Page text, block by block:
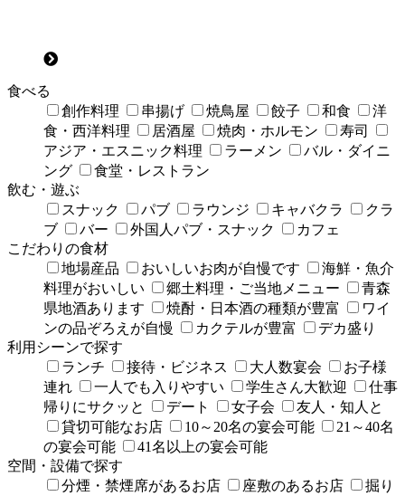
食べる
創作料理
串揚げ 焼鳥屋 餃子 和食
洋
食・西洋料理
居酒屋 焼肉・ホルモン
寿司
アジア・エスニック料理
ラーメン
バル・ダイニ
ング
食堂・レストラン
飲む・遊ぶ
スナック
パブ ラウンジ キャバクラ
クラ
ブ
バー 外国人パブ・スナック
カフェ
こだわりの食材
地場産品
おいしいお肉が自慢です
海鮮・魚介
料理がおいしい
郷土料理・ご当地メニュー
青森
県地酒あります
焼酎・日本酒の種類が豊富
ワイ
ンの品ぞろえが自慢
カクテルが豊富
デカ盛り
利用シーンで探す
ランチ
接待・ビジネス 大人数宴会
お子様
連れ
一人でも入りやすい 学生さん大歓迎
仕事
帰りにサクッと
デート 女子会
友人・知人と
貸切可能なお店
10～20名の宴会可能
21～40名
の宴会可能
41名以上の宴会可能
空間・設備で探す
分煙・禁煙席があるお店
座敷のあるお店
掘り